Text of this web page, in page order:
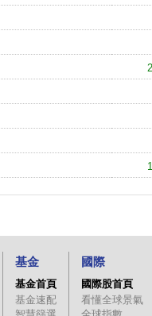
基金
基金首頁
基金速配
國際
國際股首頁
看懂全球景氣